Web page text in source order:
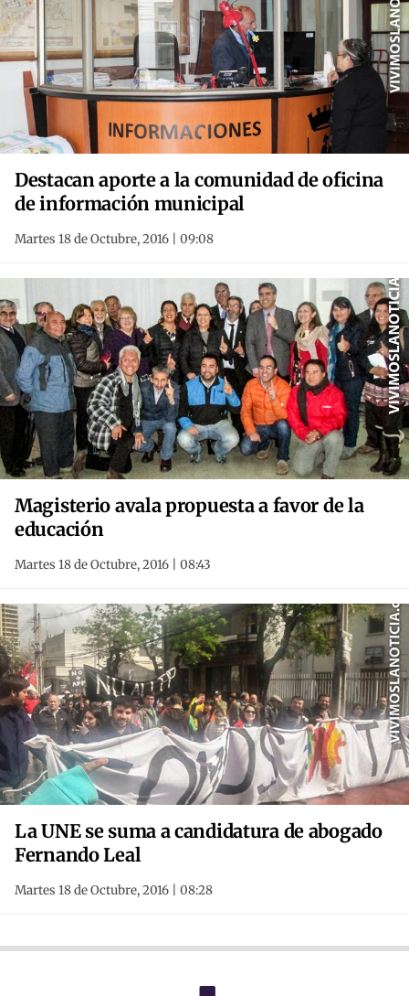
Destacan aporte a la comunidad de oficina
de información municipal
Martes 18 de Octubre, 2016 | 09:08
Magisterio avala propuesta a favor de la
educación
Martes 18 de Octubre, 2016 | 08:43
La UNE se suma a candidatura de abogado
Fernando Leal
Martes 18 de Octubre, 2016 | 08:28